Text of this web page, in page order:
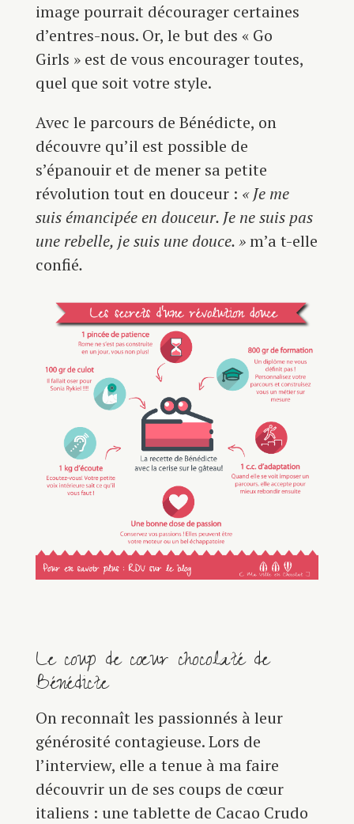
image pourrait décourager certaines
d’entres-nous. Or, le but des « Go
Girls » est de vous encourager toutes,
quel que soit votre style.
Avec le parcours de Bénédicte, on
découvre qu’il est possible de
s’épanouir et de mener sa petite
révolution tout en douceur : « Je me
suis émancipée en douceur. Je ne suis pas
une rebelle, je suis une douce. »m’a t-elle
confié.
Le coup de cœur chocolaté de
Bénédicte
On reconnaît les passionnés à leur
générosité contagieuse. Lors de
l’interview, elle a tenue à ma faire
découvrir un de ses coups de cœur
italiens : une tablette de Cacao Crudo